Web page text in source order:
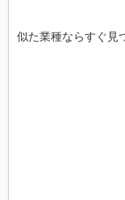
似た業種ならすぐ見